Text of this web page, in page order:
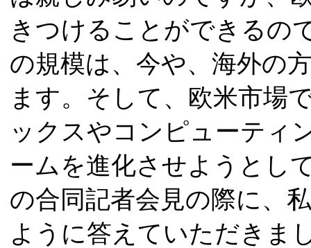
きつけることができるの
の規模は、今や、海外の
ます。そして、欧米市場
ックスやコンピューティ
ームを進化させようとし
の合同記者会見の際に、
ように答えていただきま